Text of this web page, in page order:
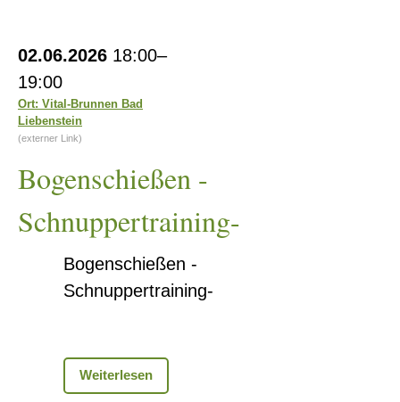
02.06.2026 18:00–
19:00
Ort: Vital-Brunnen Bad
Liebenstein
(externer Link)
Bogenschießen -
Schnuppertraining-
Bogenschießen -
Schnuppertraining-
WeiterlesenBogenschießen
-